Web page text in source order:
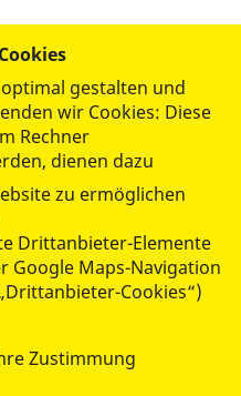
melden Sie Ihr Kind für
September 2025
liebevollen und
Entwicklungsweg
um Ihr Kind
uns gerne direkt. Wir
um die Anmeldung
zur Verfügung.
gestalten und
wir Cookies: Diese
Rechner
dienen dazu
zu ermöglichen
Drittanbieter-Elemente
Google Maps-Navigation
Cookies“)
Zustimmung